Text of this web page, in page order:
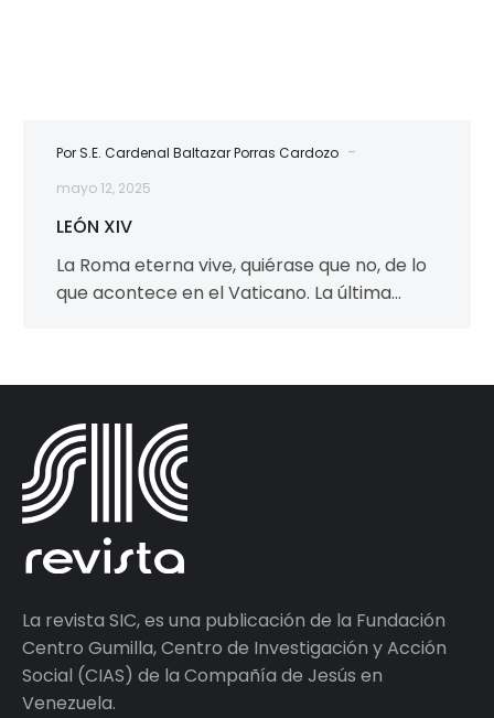
Por S.E. Cardenal Baltazar Porras Cardozo -
mayo 12, 2025
LEÓN XIV
La Roma eterna vive, quiérase que no, de lo
que acontece en el Vaticano. La última
La revista SIC, es una publicación de la Fundación
Centro Gumilla, Centro de Investigación y Acción
Social (CIAS) de la Compañía de Jesús en
Venezuela.